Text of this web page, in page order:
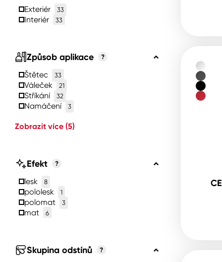
Exteriér 33
Interiér 33
Způsob aplikace ?
Štětec 33
Váleček 21
Stříkání 32
Namáčení 3
Zobrazit více (5)
Efekt ?
lesk 8
pololesk 1
polomat 3
mat 6
Skupina odstínů ?